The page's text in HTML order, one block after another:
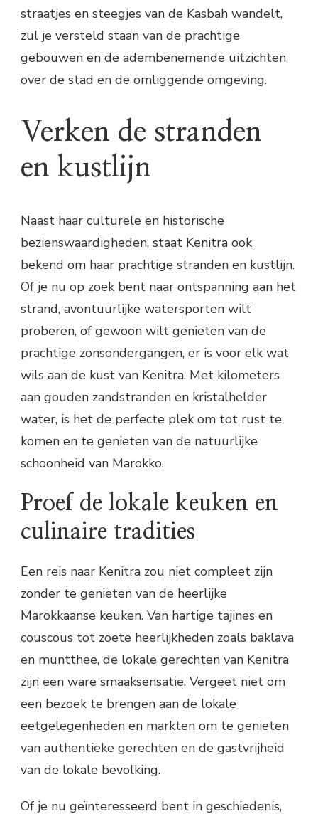
straatjes en steegjes van de Kasbah wandelt,
zul je versteld staan van de prachtige
gebouwen en de adembenemende uitzichten
over de stad en de omliggende omgeving.
Verken de stranden
en kustlijn
Naast haar culturele en historische
bezienswaardigheden, staat Kenitra ook
bekend om haar prachtige stranden en kustlijn.
Of je nu op zoek bent naar ontspanning aan het
strand, avontuurlijke watersporten wilt
proberen, of gewoon wilt genieten van de
prachtige zonsondergangen, er is voor elk wat
wils aan de kust van Kenitra. Met kilometers
aan gouden zandstranden en kristalhelder
water, is het de perfecte plek om tot rust te
komen en te genieten van de natuurlijke
schoonheid van Marokko.
Proef de lokale keuken en
culinaire tradities
Een reis naar Kenitra zou niet compleet zijn
zonder te genieten van de heerlijke
Marokkaanse keuken. Van hartige tajines en
couscous tot zoete heerlijkheden zoals baklava
en muntthee, de lokale gerechten van Kenitra
zijn een ware smaaksensatie. Vergeet niet om
een bezoek te brengen aan de lokale
eetgelegenheden en markten om te genieten
van authentieke gerechten en de gastvrijheid
van de lokale bevolking.
Of je nu geïnteresseerd bent in geschiedenis,